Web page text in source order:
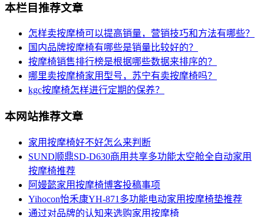
本栏目推荐文章
怎样卖按摩椅可以提高销量，营销技巧和方法有哪些？
国内品牌按摩椅有哪些是销量比较好的？
按摩椅销售排行榜是根据哪些数据来排序的？
哪里卖按摩椅家用型号，苏宁有卖按摩椅吗？
kgc按摩椅怎样进行定期的保养？
本网站推荐文章
家用按摩椅好不好怎么来判断
SUND顺鼎SD-D630商用共享多功能太空舱全自动家用
按摩椅推荐
阿嫚懿家用按摩椅博客投稿事项
Yihocon怡禾康YH-871多功能电动家用按摩椅垫推荐
通过对品牌的认知来选购家用按摩椅